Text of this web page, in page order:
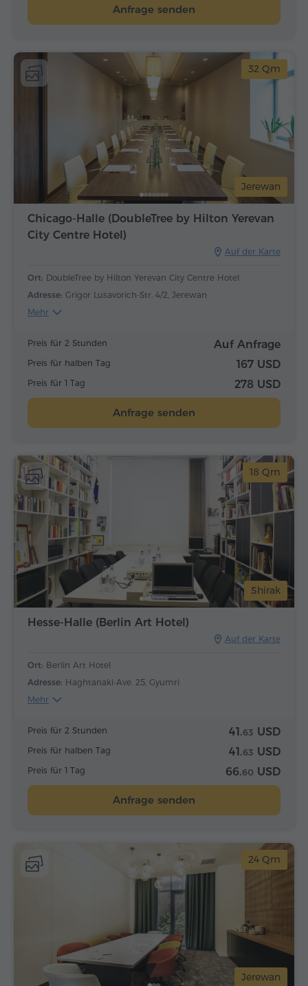
Anfrage senden
Jerewan
32 Qm
Chicago-Halle (DoubleTree by Hilton Yerevan
City Centre Hotel)
Auf der Karte
Ort: DoubleTree by Hilton Yerevan City Centre Hotel
Adresse: Grigor Lusavorich-Str. 4/2, Jerewan
Mehr
Preis für 2 Stunden Auf Anfrage
Preis für halben Tag 167 USD
Preis für 1 Tag 278 USD
Anfrage senden
Shirak
18 Qm
Hesse-Halle (Berlin Art Hotel)
Auf der Karte
Ort: Berlin Art Hotel
Adresse: Haghtanaki-Ave. 25, Gyumri
Mehr
Preis für 2 Stunden 41.63 USD
Preis für halben Tag 41.63 USD
Preis für 1 Tag 66.60 USD
Anfrage senden
Jerewan
24 Qm